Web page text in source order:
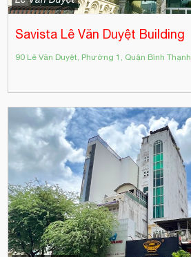
Savista Lê Văn Duyệt Building
90 Lê Văn Duyệt, Phường 1, Quận Bình Thạnh